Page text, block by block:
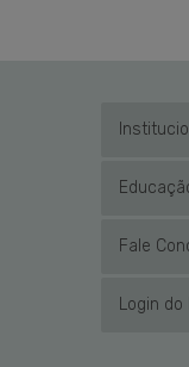
Fale
Login do